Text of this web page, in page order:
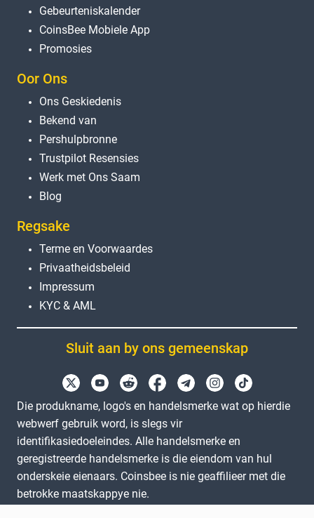
Gebeurteniskalender
CoinsBee Mobiele App
Promosies
Oor Ons
Ons Geskiedenis
Bekend van
Pershulpbronne
Trustpilot Resensies
Werk met Ons Saam
Blog
Regsake
Terme en Voorwaardes
Privaatheidsbeleid
Impressum
KYC & AML
Sluit aan by ons gemeenskap
Die produkname, logo's en handelsmerke wat op hierdie
webwerf gebruik word, is slegs vir
identifikasiedoeleindes. Alle handelsmerke en
geregistreerde handelsmerke is die eiendom van hul
onderskeie eienaars. Coinsbee is nie geaffilieer met die
betrokke maatskappye nie.